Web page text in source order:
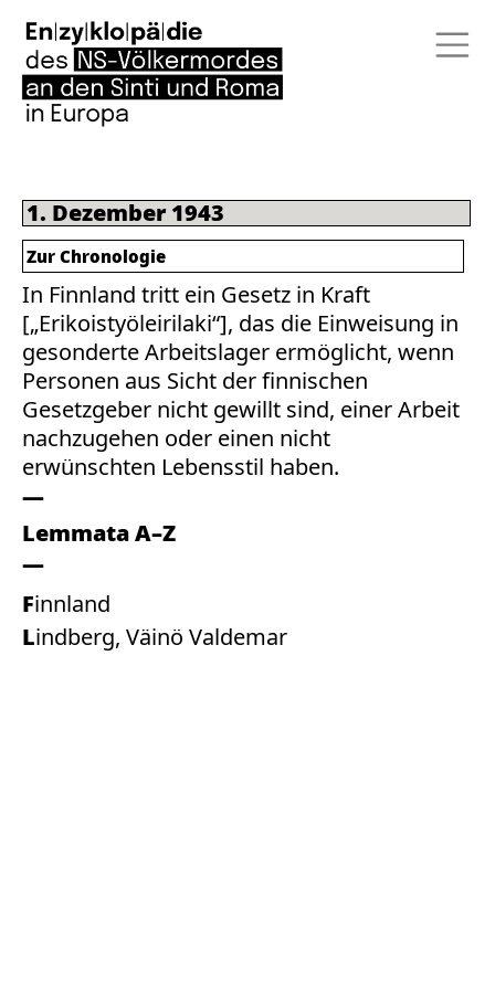
1. Dezember 1943
In Finnland tritt ein Gesetz in Kraft
[„Erikoistyöleirilaki“], das die Einweisung in
gesonderte Arbeitslager ermöglicht, wenn
Personen aus Sicht der finnischen
Gesetzgeber nicht gewillt sind, einer Arbeit
nachzugehen oder einen nicht
erwünschten Lebensstil haben.
Lemmata A–Z
Finnland
Lindberg, Väinö Valdemar
Zur Chronologie